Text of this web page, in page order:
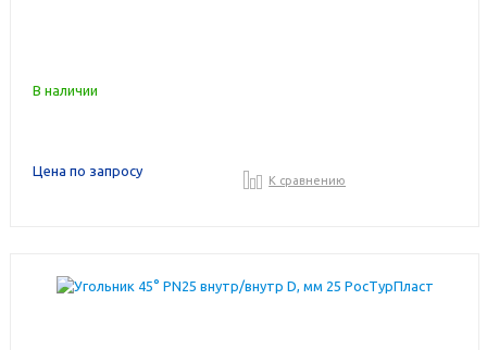
В наличии
Цена по запросу
К сравнению